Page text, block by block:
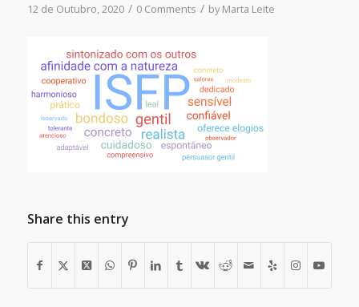
12 de Outubro, 2020 / 0 Comments / byMarta Leite
Share this entry